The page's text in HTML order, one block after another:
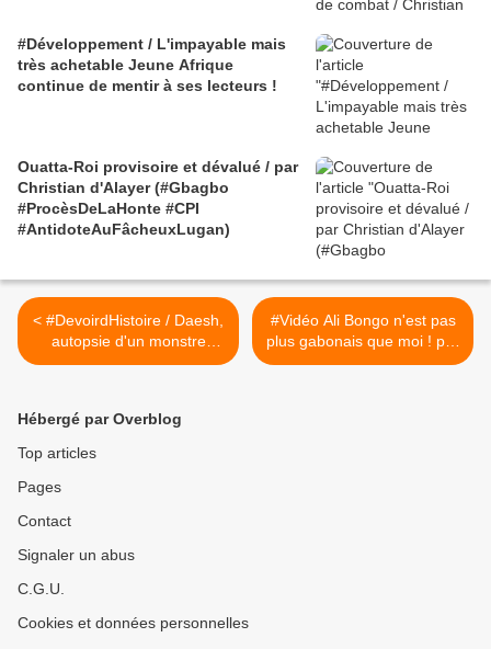
#Développement / L'impayable mais
très achetable Jeune Afrique
continue de mentir à ses lecteurs !
Ouatta-Roi provisoire et dévalué / par
Christian d'Alayer (#Gbagbo
#ProcèsDeLaHonte #CPI
#AntidoteAuFâcheuxLugan)
< #DevoirdHistoire / Daesh,
autopsie d'un monstre
(#Collombat #Monin)
#Vidéo Ali Bongo n'est pas
plus gabonais que moi ! par
Grégory Protche (#Péan
Hébergé par Overblog
Top articles
Pages
Contact
Signaler un abus
C.G.U.
Cookies et données personnelles